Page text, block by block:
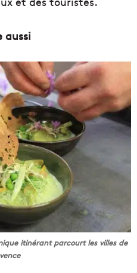
aussi
itinérant parcourt les villes de